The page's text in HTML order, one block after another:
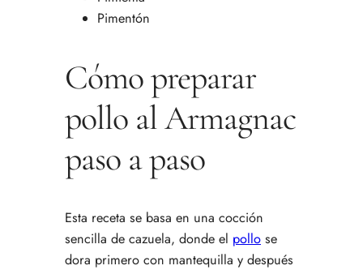
Pimentón
Cómo preparar
pollo al Armagnac
paso a paso
Esta receta se basa en una cocción
sencilla de cazuela, donde el pollo se
dora primero con mantequilla y después